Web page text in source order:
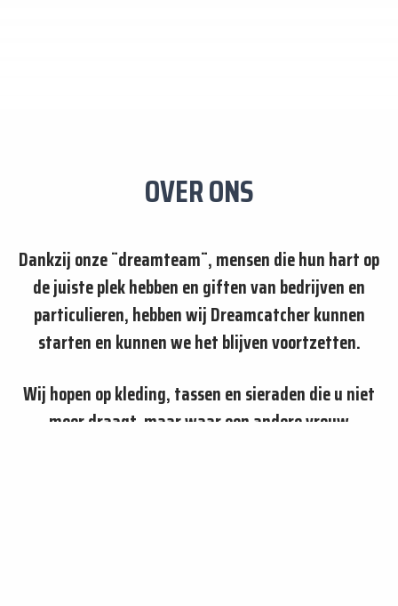
OVER ONS
Dankzij onze ¨dreamteam¨, mensen die hun hart op
de juiste plek hebben en giften van bedrijven en
particulieren, hebben wij Dreamcatcher kunnen
starten en kunnen we het blijven voortzetten.
Wij hopen op kleding, tassen en sieraden die u niet
meer draagt, maar waar een andere vrouw